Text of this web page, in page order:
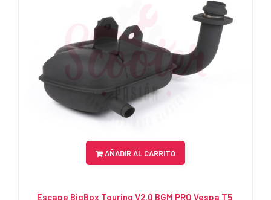
AÑADIR AL CARRITO
Escape BigBox Touring V2.0 BGM PRO Vespa T5